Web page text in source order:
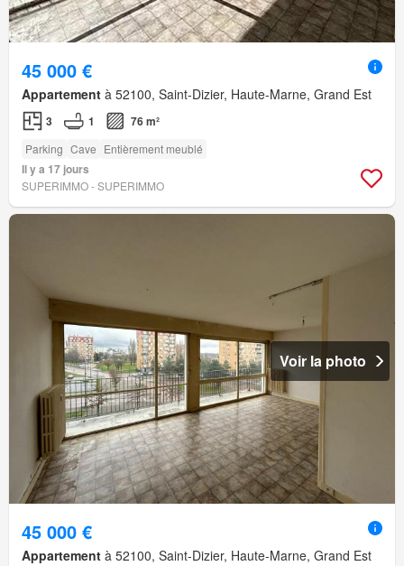
45 000 €
Appartement à 52100, Saint-Dizier, Haute-Marne, Grand Est
3 1 76 m²
Parking Cave Entièrement meublé
Il y a 17 jours
SUPERIMMO - SUPERIMMO
Voir la photo
45 000 €
Appartement à 52100, Saint-Dizier, Haute-Marne, Grand Est